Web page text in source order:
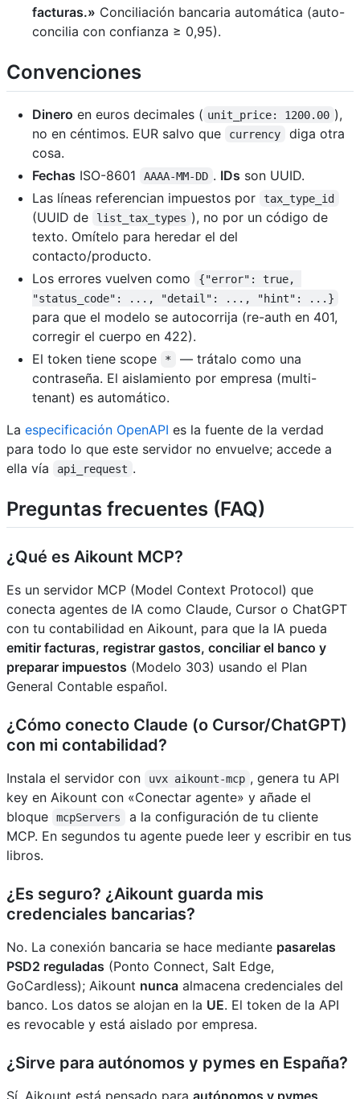
facturas.» Conciliación bancaria automática (auto-
concilia con confianza ≥ 0,95).
Convenciones
Dinero en euros decimales ( unit_price: 1200.00 ),
no en céntimos. EUR salvo que
currency
diga otra
cosa.
Fechas ISO-8601 AAAA-MM-DD . IDs son UUID.
Las líneas referencian impuestos por
tax_type_id
(UUID de list_tax_types ), no por un código de
texto. Omítelo para heredar el del
contacto/producto.
Los errores vuelven como
{"error": true,
"status_code": ..., "detail": ..., "hint": ...}
para que el modelo se autocorrija (re-auth en 401,
corregir el cuerpo en 422).
El token tiene scope
*
— trátalo como una
contraseña. El aislamiento por empresa (multi-
tenant) es automático.
La especificación OpenAPI es la fuente de la verdad
para todo lo que este servidor no envuelve; accede a
ella vía
api_request .
Preguntas frecuentes (FAQ)
¿Qué es Aikount MCP?
Es un servidor MCP (Model Context Protocol) que
conecta agentes de IA como Claude, Cursor o ChatGPT
con tu contabilidad en Aikount, para que la IA pueda
emitir facturas, registrar gastos, conciliar el banco y
preparar impuestos (Modelo 303) usando el Plan
General Contable español.
¿Cómo conecto Claude (o Cursor/ChatGPT)
con mi contabilidad?
Instala el servidor con uvx aikount-mcp , genera tu API
key en Aikount con «Conectar agente» y añade el
bloque
mcpServers
a la configuración de tu cliente
MCP. En segundos tu agente puede leer y escribir en tus
libros.
¿Es seguro? ¿Aikount guarda mis
credenciales bancarias?
No. La conexión bancaria se hace mediante pasarelas
PSD2 reguladas (Ponto Connect, Salt Edge,
GoCardless); Aikount nunca almacena credenciales del
banco. Los datos se alojan en la UE. El token de la API
es revocable y está aislado por empresa.
¿Sirve para autónomos y pymes en España?
Sí. Aikount está pensado para autónomos y pymes